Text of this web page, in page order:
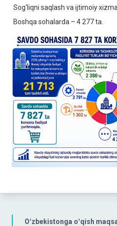
Oʻzbekistonga oʻqish
Sog‘liqni saqlash va ijtimoiy
Boshqa sohalarda – 4 277 ta.